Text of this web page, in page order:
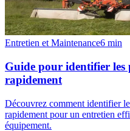
Entretien et Maintenance6 min
Guide pour identifier les
rapidement
Découvrez comment identifier
rapidement pour un entretien
équipement.